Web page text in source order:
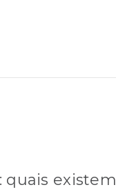
quais